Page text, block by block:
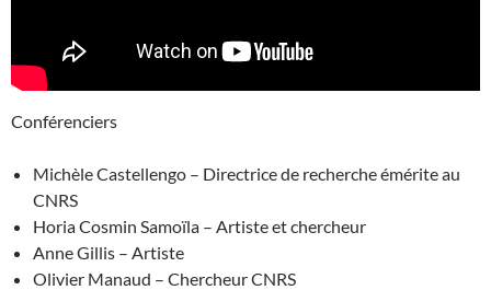
Conférenciers
Michèle Castellengo – Directrice de recherche émérite au
CNRS
Horia Cosmin Samoïla – Artiste et chercheur
Anne Gillis – Artiste
Olivier Manaud – Chercheur CNRS